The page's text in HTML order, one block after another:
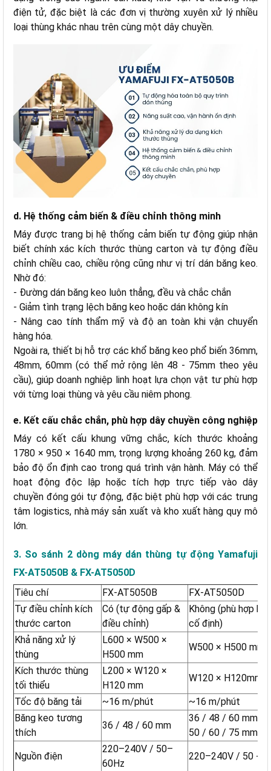
điện tử, đặc biệt là các đơn vị thường xuyên xử lý nhiều
loại thùng khác nhau trên cùng một dây chuyền.
d. Hệ thống cảm biến & điều chỉnh thông minh
Máy được trang bị hệ thống cảm biến tự động giúp nhận
biết chính xác kích thước thùng carton và tự động điều
chỉnh chiều cao, chiều rộng cũng như vị trí dán băng keo.
Nhờ đó:
- Đường dán băng keo luôn thẳng, đều và chắc chắn
- Giảm tình trạng lệch băng keo hoặc dán không kín
- Nâng cao tính thẩm mỹ và độ an toàn khi vận chuyển
hàng hóa.
Ngoài ra, thiết bị hỗ trợ các khổ băng keo phổ biến 36mm,
48mm, 60mm (có thể mở rộng lên 48 - 75mm theo yêu
cầu), giúp doanh nghiệp linh hoạt lựa chọn vật tư phù hợp
với từng loại thùng và yêu cầu niêm phong.
e. Kết cấu chắc chắn, phù hợp dây chuyền công nghiệp
Máy có kết cấu khung vững chắc, kích thước khoảng
1780 × 950 × 1640 mm, trọng lượng khoảng 260 kg, đảm
bảo độ ổn định cao trong quá trình vận hành. Máy có thể
hoạt động độc lập hoặc tích hợp trực tiếp vào dây
chuyền đóng gói tự động, đặc biệt phù hợp với các trung
tâm logistics, nhà máy sản xuất và kho xuất hàng quy mô
lớn.
3. So sánh 2 dòng máy dán thùng tự động Yamafuji
FX-AT5050B & FX-AT5050D
Tiêu chí
FX-AT5050B
FX-AT5050D
Tự điều chỉnh kích
thước carton
Có (tự động gấp &
điều chỉnh)
Không (phù hợp
cố định)
Khả năng xử lý
thùng
L600 × W500 ×
H500 mm
W500 × H500 mm
Kích thước thùng
tối thiểu
L200 × W120 ×
H120 mm
W120 × H120mm
Tốc độ băng tải ~16 m/phút
~16 m/phút
Băng keo tương
thích
36 / 48 / 60 mm
36 / 48 / 60 mm
50 / 60 / 75 mm)
Nguồn điện
220–240V / 50–
60Hz
220–240V / 50 -